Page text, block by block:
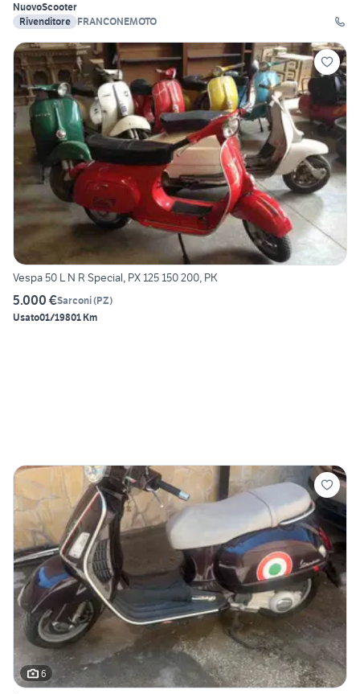
NuovoScooter
Rivenditore FRANCONEMOTO
Vespa 50 L N R Special, PX 125 150 200, PK
5.000 €Sarconi(PZ)
Usato01/19801 Km
6